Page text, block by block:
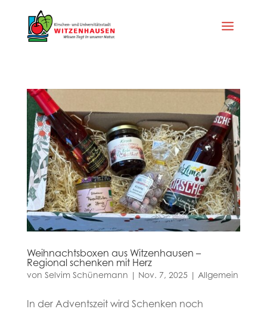
Weihnachtsboxen aus Witzenhausen –
Regional schenken mit Herz
von Selvim Schünemann Nov. 7, 2025 Allgemein
In der Adventszeit wird Schenken noch